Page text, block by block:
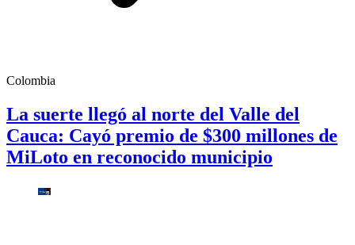
Colombia
La suerte llegó al norte del Valle del
Cauca: Cayó premio de $300 millones de
MiLoto en reconocido municipio